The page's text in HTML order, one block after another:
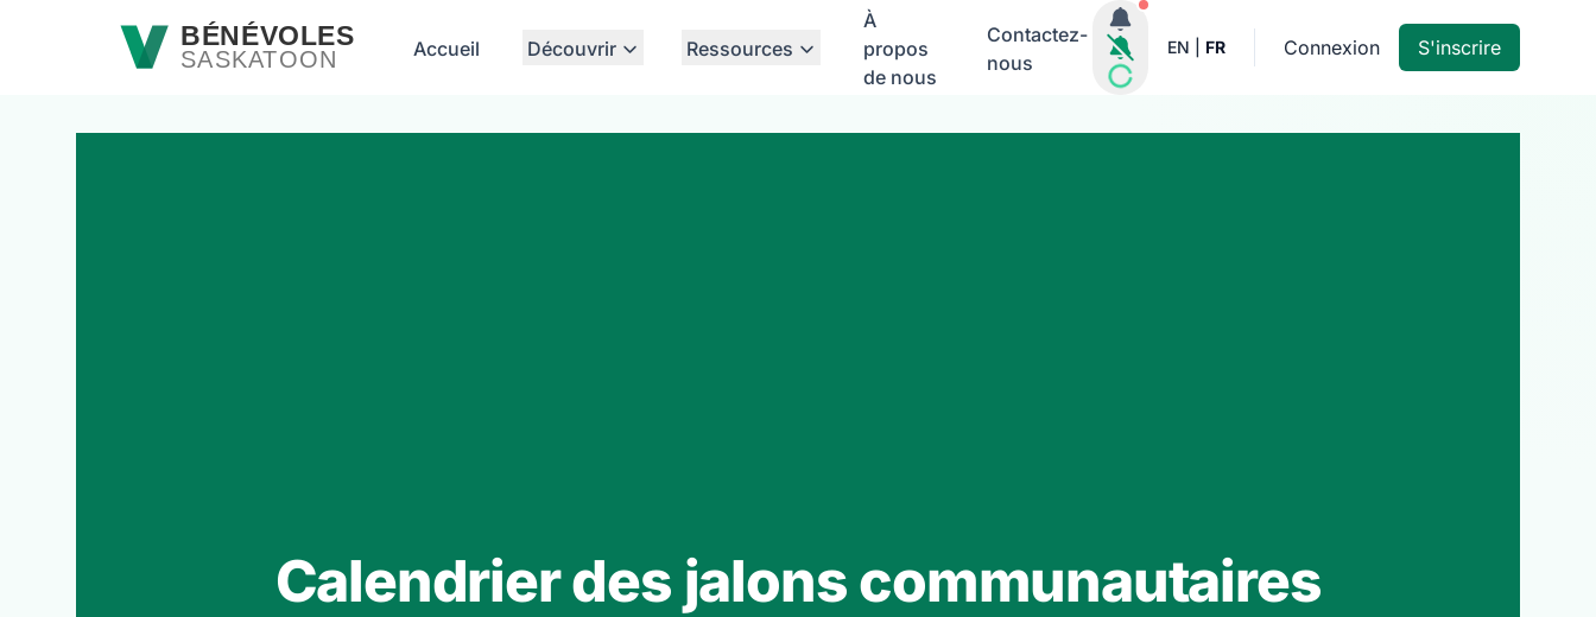
Passer au contenu principalBÉNÉVOLES
SASKATOON Accueil Découvrir Ressources
À
propos
de nous
Contactez-
nous
Notifications actives
EN FR Connexion S'inscrire
Calendrier des jalons communautaires